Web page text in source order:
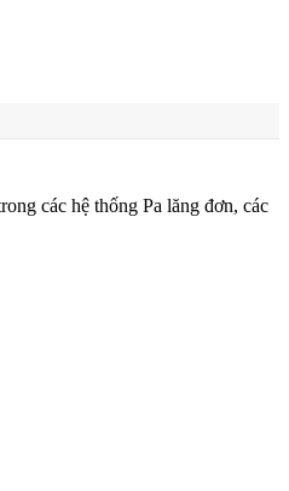
các hệ thống Pa lăng đơn, các